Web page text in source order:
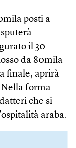
posti a
il 30
da 80mila
finale, aprirà
forma
che si
araba.